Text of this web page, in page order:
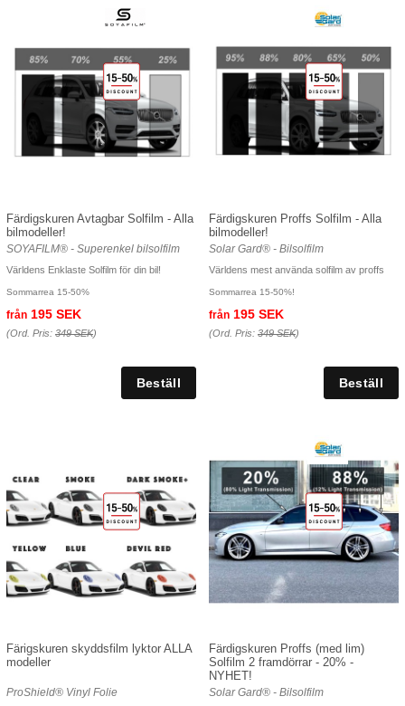
Färdigskuren Avtagbar Solfilm - Alla
bilmodeller!
SOYAFILM® - Superenkel bilsolfilm
Världens Enklaste Solfilm för din bil!
Sommarrea 15-50%
från 195 SEK
(Ord. Pris: 349 SEK)
Färdigskuren Proffs Solfilm - Alla
bilmodeller!
Solar Gard® - Bilsolfilm
Världens mest använda solfilm av proffs
Sommarrea 15-50%!
från 195 SEK
(Ord. Pris: 349 SEK)
Färigskuren skyddsfilm lyktor ALLA
modeller
ProShield® Vinyl Folie
Färdigskuren Proffs (med lim)
Solfilm 2 framdörrar - 20% -
NYHET!
Solar Gard® - Bilsolfilm